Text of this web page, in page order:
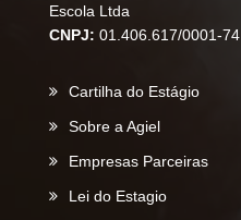
Escola Ltda
CNPJ: 01.406.617/0001-74
Cartilha do Estágio
Sobre a Agiel
Empresas Parceiras
Lei do Estagio